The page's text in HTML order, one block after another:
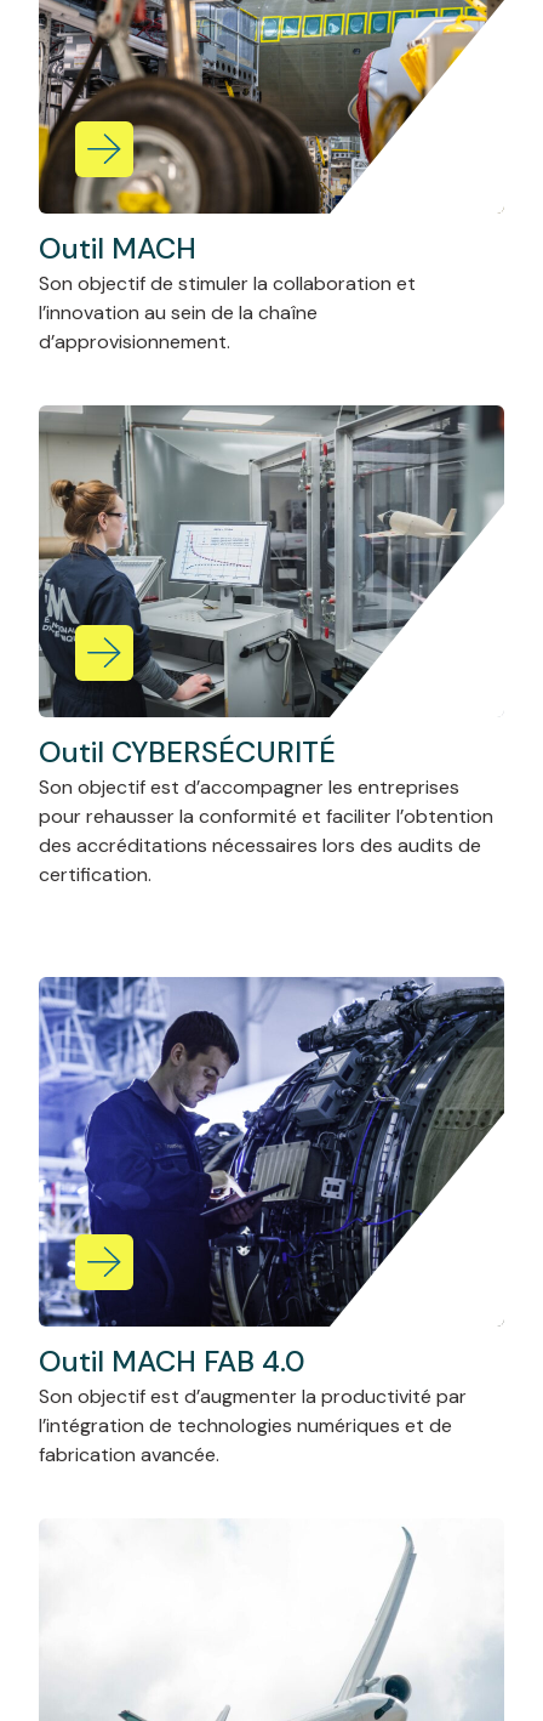
0
Outil MACH
Son objectif de stimuler la collaboration et
l’innovation au sein de la chaîne
d’approvisionnement.
Outil CYBERSÉCURITÉ
Son objectif est d’accompagner les entreprises
pour rehausser la conformité et faciliter l’obtention
des accréditations nécessaires lors des audits de
certification.
Outil MACH FAB 4.0
Son objectif est d’augmenter la productivité par
l’intégration de technologies numériques et de
fabrication avancée.